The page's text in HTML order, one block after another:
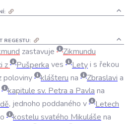
REGESTU:
zastavuje
Zikmundu
z Pušperka ves Letyi s řekou
poloviny klášteru na Zbraslavi a
kapitule sv. Petra a Pavla na
, jednoho poddaného v
Letech
kostelu svatého Mikuláše na